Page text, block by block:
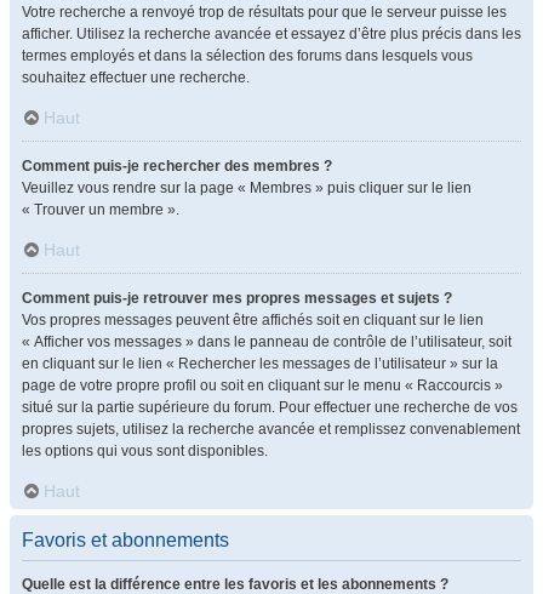
Votre recherche a renvoyé trop de résultats pour que le serveur puisse les
afficher. Utilisez la recherche avancée et essayez d’être plus précis dans les
termes employés et dans la sélection des forums dans lesquels vous
souhaitez effectuer une recherche.
Haut
Comment puis-je rechercher des membres ?
Veuillez vous rendre sur la page « Membres » puis cliquer sur le lien
« Trouver un membre ».
Haut
Comment puis-je retrouver mes propres messages et sujets ?
Vos propres messages peuvent être affichés soit en cliquant sur le lien
« Afficher vos messages » dans le panneau de contrôle de l’utilisateur, soit
en cliquant sur le lien « Rechercher les messages de l’utilisateur » sur la
page de votre propre profil ou soit en cliquant sur le menu « Raccourcis »
situé sur la partie supérieure du forum. Pour effectuer une recherche de vos
propres sujets, utilisez la recherche avancée et remplissez convenablement
les options qui vous sont disponibles.
Haut
Favoris et abonnements
Quelle est la différence entre les favoris et les abonnements ?